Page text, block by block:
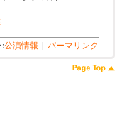
:公演情報 | パーマリンク